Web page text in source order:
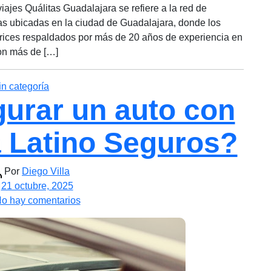
Quálitas Guadalajara se refiere a la red de
ubicadas en la ciudad de Guadalajara, donde los
respaldados por más de 20 años de experiencia en
más de […]
Categorías
categoría
un auto con
Latino Seguros?
Por Diego Villa
21 octubre, 2025
hay comentariosen
qué
asegurar
un